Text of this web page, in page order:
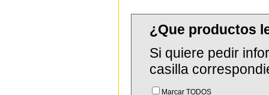
¿Que productos
Si quiere pedir
casilla
Marcar TODOS